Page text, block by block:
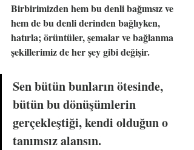
Birbirimizden hem bu denli bağımsız ve
hem de bu denli derinden bağlıyken,
hatırla; örüntüler, şemalar ve bağlanma
şekillerimiz de her şey gibi değişir.
Sen bütün bunların ötesinde,
bütün bu dönüşümlerin
gerçekleştiği, kendi olduğun o
tanımsız alansın.